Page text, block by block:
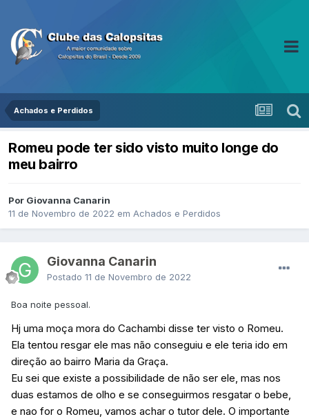
Achados e Perdidos
Romeu pode ter sido visto muito longe do
meu bairro
Por Giovanna Canarin
11 de Novembro de 2022 em Achados e Perdidos
Giovanna Canarin
Postado 11 de Novembro de 2022
Boa noite pessoal.
Hj uma moça mora do Cachambi disse ter visto o Romeu.
Ela tentou resgar ele mas não conseguiu e ele teria ido em
direção ao bairro Maria da Graça.
Eu sei que existe a possibilidade de não ser ele, mas nos
duas estamos de olho e se conseguirmos resgatar o bebe,
e nao for o Romeu, vamos achar o tutor dele. O importante